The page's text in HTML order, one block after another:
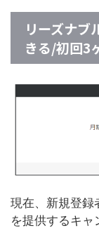
リーズナブ
きる/初回3
現在、新規登録
を提供するキャ